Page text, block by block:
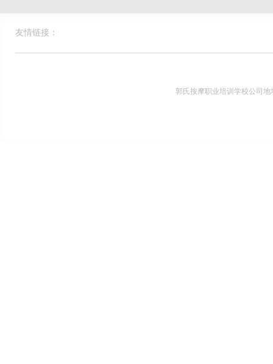
友情链接：
郭氏按摩职业培训学校公司